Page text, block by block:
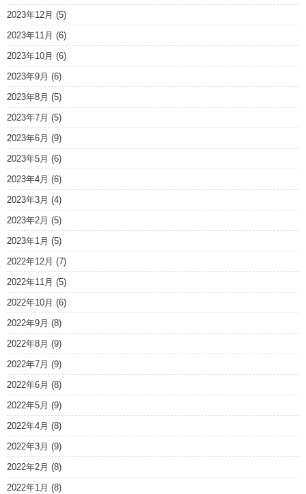
2023年12月 (5)
2023年11月 (6)
2023年10月 (6)
2023年9月 (6)
2023年8月 (5)
2023年7月 (5)
2023年6月 (9)
2023年5月 (6)
2023年4月 (6)
2023年3月 (4)
2023年2月 (5)
2023年1月 (5)
2022年12月 (7)
2022年11月 (5)
2022年10月 (6)
2022年9月 (8)
2022年8月 (9)
2022年7月 (9)
2022年6月 (8)
2022年5月 (9)
2022年4月 (8)
2022年3月 (9)
2022年2月 (8)
2022年1月 (8)